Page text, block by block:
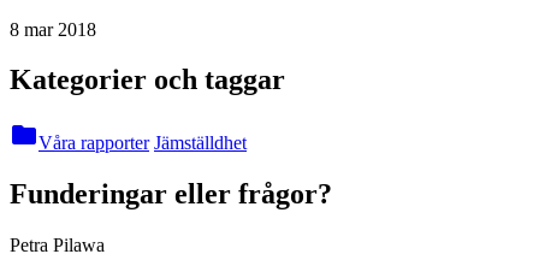
8 mar 2018
Kategorier och taggar
folderVåra rapporter Jämställdhet
Funderingar eller frågor?
Petra Pilawa